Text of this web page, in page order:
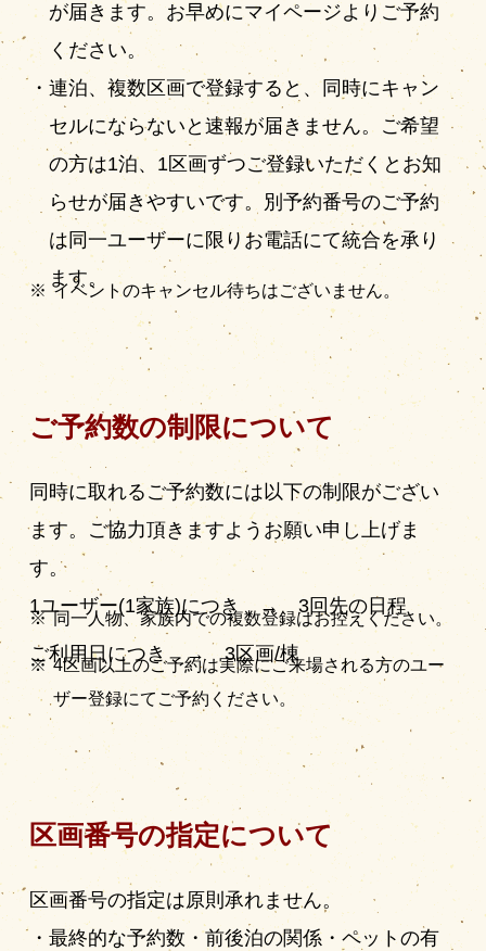
が届きます。お早めにマイページよりご予約
ください。
連泊、複数区画で登録すると、同時にキャン
セルにならないと速報が届きません。ご希望
の方は1泊、1区画ずつご登録いただくとお知
らせが届きやすいです。別予約番号のご予約
は同一ユーザーに限りお電話にて統合を承り
ます。
イベントのキャンセル待ちはございません。
ご予約数の制限について
同時に取れるご予約数には以下の制限がござい
ます。ご協力頂きますようお願い申し上げま
す。
1ユーザー(1家族)につき → 3回先の日程
同一人物、家族内での複数登録はお控えください。
ご利用日につき → 3区画/棟
4区画以上のご予約は実際にご来場される方のユー
ザー登録にてご予約ください。
区画番号の指定について
区画番号の指定は原則承れません。
最終的な予約数・前後泊の関係・ペットの有